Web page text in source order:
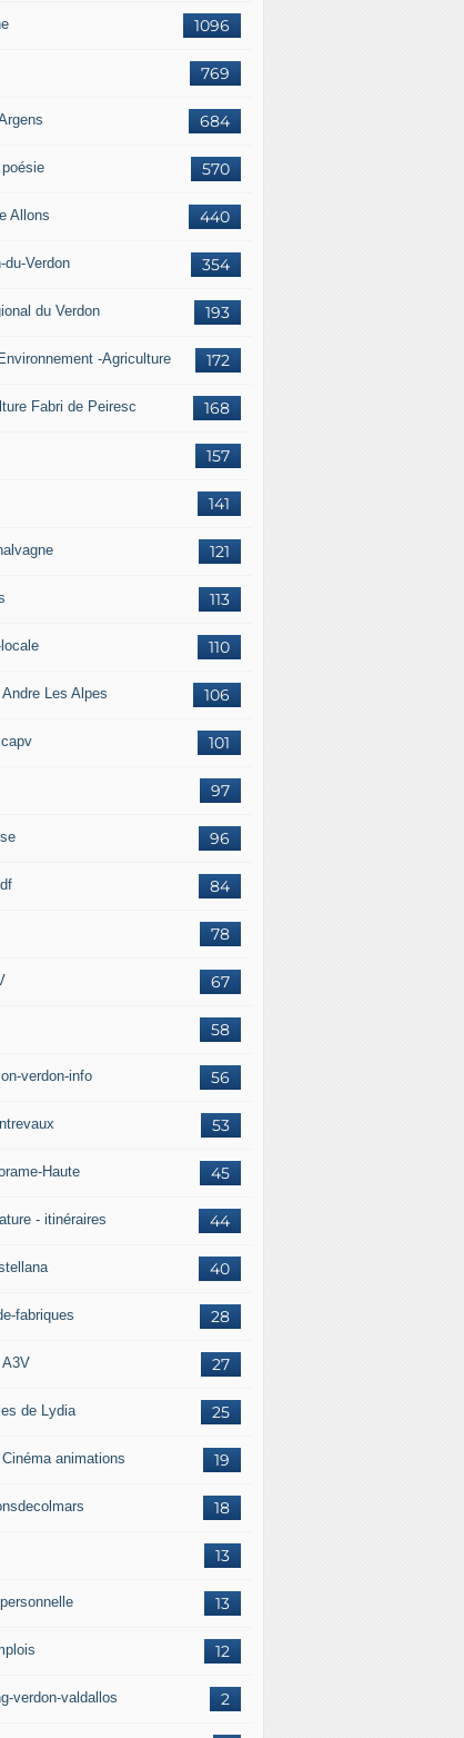
1096
769
684
570
440
Allons
354
du-Verdon
193
du Verdon
172
-Agriculture
168
Fabri de Peiresc
157
141
121
113
110
106
Les Alpes
101
97
96
84
78
67
58
56
verdon-info
53
45
Haute
44
- itinéraires
40
28
fabriques
27
25
de Lydia
19
animations
18
13
13
12
2
verdon-valdallos